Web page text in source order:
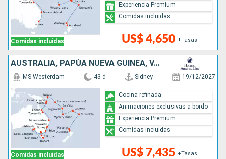
Comidas incluidas US$ 4,650 +Tasas
Experiencia Premium
Comidas incluidas
AUSTRALIA, PAPÚA NUEVA GUINEA, VANUATU, FIDJI (ISLAS), TONGA, NUEVA ZELANDA
Comidas incluidas
MS Westerdam 43 d Sidney 19/12/2027
US$ 7,435 +Tasas
Cocina refinada
Animaciones exclusivas a bordo
Experiencia Premium
Comidas incluidas